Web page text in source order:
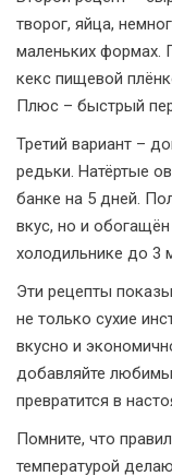
творог, яйца,
маленьких формах.
кекс пищевой
Плюс – быстрый
Третий вариант –
редьки. Натёртые
банке на 5 дней.
вкус, но и
холодильнике до 3
Эти рецепты
не только сухие
вкусно и
добавляйте
превратится в
Помните, что
температурой